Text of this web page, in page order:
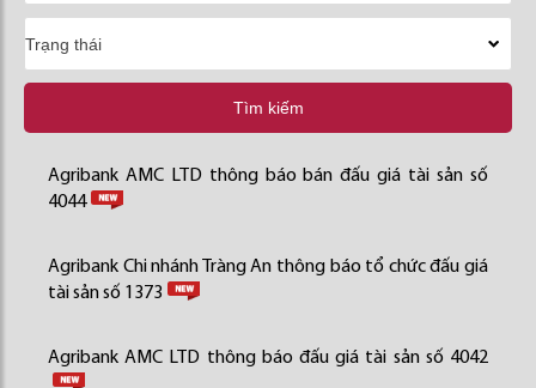
Tìm kiếm
Agribank AMC LTD thông báo bán đấu giá tài sản số
4044
Agribank Chi nhánh Tràng An thông báo tổ chức đấu giá
tài sản số 1373
Agribank AMC LTD thông báo đấu giá tài sản số 4042